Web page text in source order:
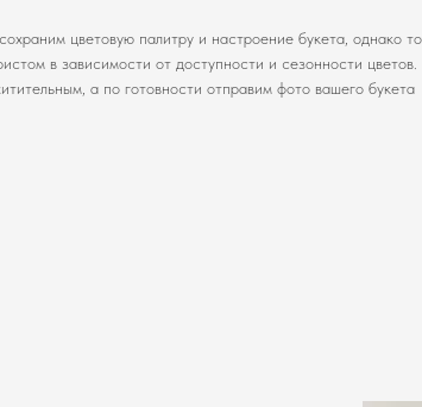
цветовую палитру и настроение букета, однако
в зависимости от доступности и сезонности
а по готовности отправим фото вашего букета